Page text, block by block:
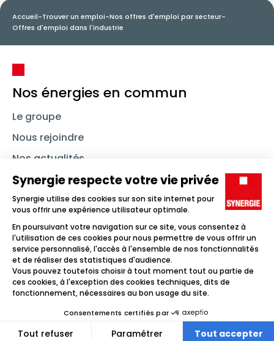
Accueil-Trouver un emploi-Nos offres d'emploi par secteur-
Offres d'emploi dans l'industrie
Nos énergies en commun
Le groupe
Nous rejoindre
Nos actualités
Nous contacter
Linkedin SynergieInstagramTikTok Youtube
Trouver un emploi
Icône d'illustration
Candidats
Icône d'illustration
Icône d'illustration